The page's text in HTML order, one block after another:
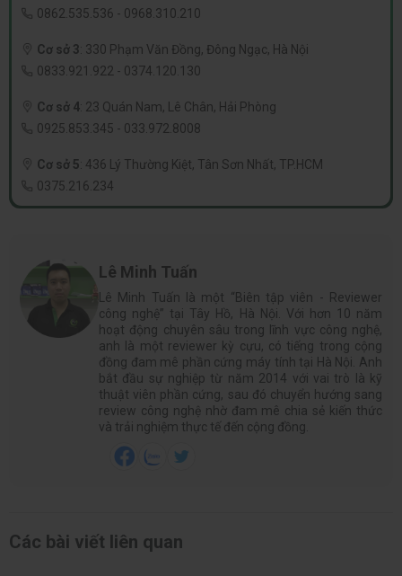
0862.535.536 - 0968.310.210
Cơ sở 3: 330 Phạm Văn Đồng, Đông Ngạc, Hà Nội
0833.921.922 - 0374.120.130
Cơ sở 4: 23 Quán Nam, Lê Chân, Hải Phòng
0925.853.345 - 033.972.8008
Cơ sở 5: 436 Lý Thường Kiệt, Tân Sơn Nhất, TP.HCM
0375.216.234
Lê Minh Tuấn
Lê Minh Tuấn là một “Biên tập viên - Reviewer
công nghệ” tại Tây Hồ, Hà Nội. Với hơn 10 năm
hoạt động chuyên sâu trong lĩnh vực công nghệ,
anh là một reviewer kỳ cựu, có tiếng trong cộng
đồng đam mê phần cứng máy tính tại Hà Nội. Anh
bắt đầu sự nghiệp từ năm 2014 với vai trò là kỹ
thuật viên phần cứng, sau đó chuyển hướng sang
review công nghệ nhờ đam mê chia sẻ kiến thức
và trải nghiệm thực tế đến cộng đồng.
Các bài viết liên quan